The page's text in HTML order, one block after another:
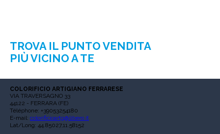
TROVA IL PUNTO VENDITA
PIÙ VICINO A TE
COLORIFICIO ARTIGIANO FERRARESE
VIA TRAVERSAGNO 33
44122 - FERRARA (FE)
Téléphone: +39053254180
E-mail: colorificioartg@libero.it
Lat/Long: 44.85027,11.58152